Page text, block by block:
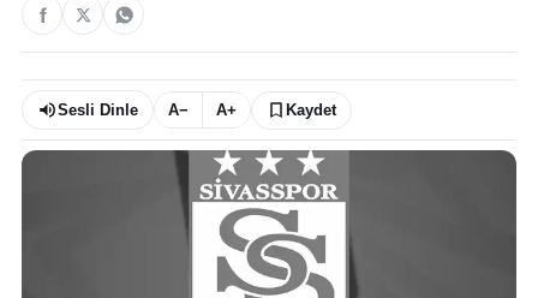
Sesli Dinle A− A+ Kaydet